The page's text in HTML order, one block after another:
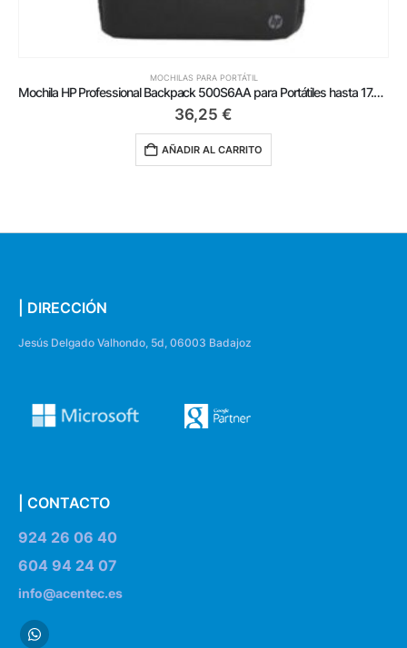
MOCHILAS PARA PORTÁTIL
Mochila HP Professional Backpack 500S6AA para Portátiles hasta 17.3’/ Negra
36,25 €
AÑADIR AL CARRITO
| DIRECCIÓN
Jesús Delgado Valhondo, 5d, 06003 Badajoz
| CONTACTO
924 26 06 40
604 94 24 07
info@acentec.es